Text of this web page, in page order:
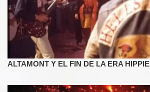
ALTAMONT Y EL FIN DE LA ERA HIPPIE